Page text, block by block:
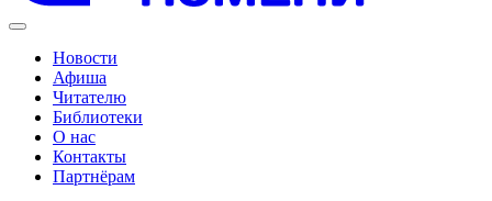
Новости
Афиша
Читателю
Библиотеки
О нас
Контакты
Партнёрам